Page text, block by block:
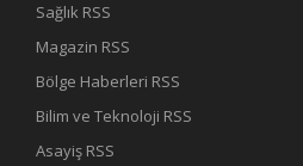
Sağlık RSS
Magazin RSS
Bölge Haberleri RSS
Bilim ve Teknoloji RSS
Asayiş RSS